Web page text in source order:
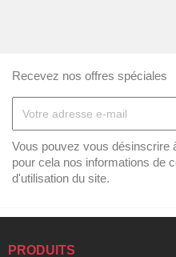
Recevez nos offres spéciales
Vous pouvez vous désinscrire
pour cela nos informations de
d'utilisation du site.
PRODUITS